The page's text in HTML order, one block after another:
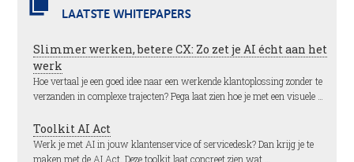
LAATSTE WHITEPAPERS
Slimmer werken, betere CX: Zo zet je AI écht aan het
werk
Hoe vertaal je een goed idee naar een werkende klantoplossing zonder te
verzanden in complexe trajecten? Pega laat zien hoe je met een visuele …
Toolkit AI Act
Werk je met AI in jouw klantenservice of servicedesk? Dan krijg je te
maken met de AI Act. Deze toolkit laat concreet zien wat …